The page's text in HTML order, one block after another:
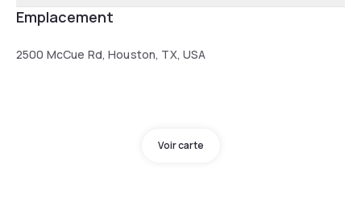
Emplacement
2500 McCue Rd, Houston, TX, USA
Voir carte